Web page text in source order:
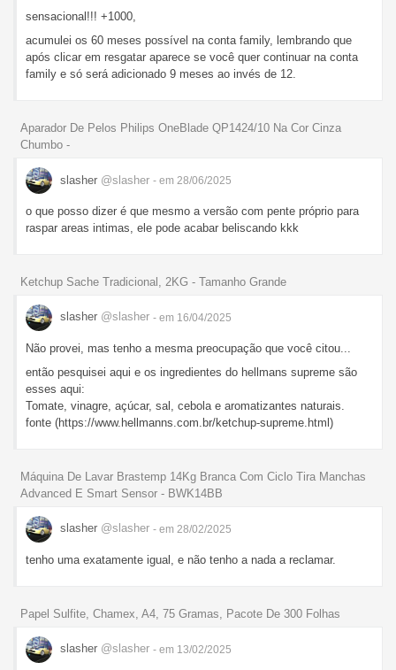
sensacional!!! +1000,
acumulei os 60 meses possível na conta family, lembrando que
após clicar em resgatar aparece se você quer continuar na conta
family e só será adicionado 9 meses ao invés de 12.
Aparador De Pelos Philips OneBlade QP1424/10 Na Cor Cinza
Chumbo -
slasher @slasher - em 28/06/2025
o que posso dizer é que mesmo a versão com pente próprio para
raspar areas intimas, ele pode acabar beliscando kkk
Ketchup Sache Tradicional, 2KG - Tamanho Grande
slasher @slasher - em 16/04/2025
Não provei, mas tenho a mesma preocupação que você citou...
então pesquisei aqui e os ingredientes do hellmans supreme são
esses aqui:
Tomate, vinagre, açúcar, sal, cebola e aromatizantes naturais.
fonte (https://www.hellmanns.com.br/ketchup-supreme.html)
Máquina De Lavar Brastemp 14Kg Branca Com Ciclo Tira Manchas
Advanced E Smart Sensor - BWK14BB
slasher @slasher - em 28/02/2025
tenho uma exatamente igual, e não tenho a nada a reclamar.
Papel Sulfite, Chamex, A4, 75 Gramas, Pacote De 300 Folhas
slasher @slasher - em 13/02/2025